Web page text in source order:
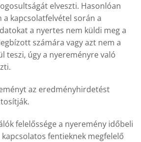
elveszti. Hasonlóan
a kapcsolatfelvétel során a
a nyertes nem küldi meg a
számára vagy azt nem a
teszi, úgy a nyereményre való
az eredményhirdetést
felelőssége a nyeremény időbeli
kapcsolatos fentieknek megfelelő